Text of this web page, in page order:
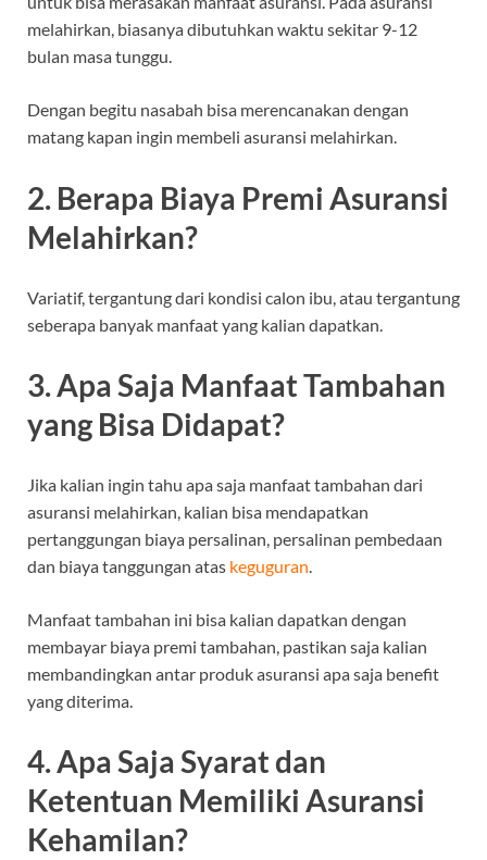
melahirkan, biasanya dibutuhkan waktu sekitar 9-12
bulan masa tunggu.
Dengan begitu nasabah bisa merencanakan dengan
matang kapan ingin membeli asuransi melahirkan.
2. Berapa Biaya Premi Asuransi
Melahirkan?
Variatif, tergantung dari kondisi calon ibu, atau tergantung
seberapa banyak manfaat yang kalian dapatkan.
3. Apa Saja Manfaat Tambahan
yang Bisa Didapat?
Jika kalian ingin tahu apa saja manfaat tambahan dari
asuransi melahirkan, kalian bisa mendapatkan
pertanggungan biaya persalinan, persalinan pembedaan
dan biaya tanggungan atas keguguran.
Manfaat tambahan ini bisa kalian dapatkan dengan
membayar biaya premi tambahan, pastikan saja kalian
membandingkan antar produk asuransi apa saja benefit
yang diterima.
4. Apa Saja Syarat dan
Ketentuan Memiliki Asuransi
Kehamilan?